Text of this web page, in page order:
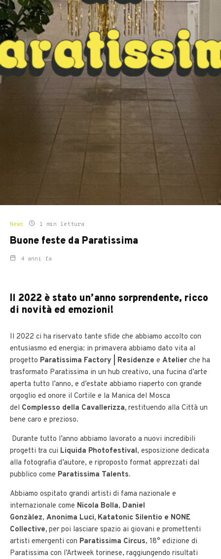
News 1 min lettura
Buone feste da Paratissima
4 anni fa
Il 2022 è stato un’anno sorprendente, ricco
di novità ed emozioni!
Il 2022 ci ha riservato tante sfide che abbiamo accolto con
entusiasmo ed energia: in primavera abbiamo dato vita al
progetto Paratissima Factory | Residenze e Atelier che ha
trasformato Paratissima in un hub creativo, una fucina d’arte
aperta tutto l’anno, e d’estate abbiamo riaperto con grande
orgoglio ed onore il Cortile e la Manica del Mosca
del Complesso della Cavallerizza, restituendo alla Città un
bene caro e prezioso.
Durante tutto l’anno abbiamo lavorato a nuovi incredibili
progetti tra cui Liquida Photofestival, esposizione dedicata
alla fotografia d’autore, e riproposto format apprezzati dal
pubblico come Paratissima Talents.
Abbiamo ospitato grandi artisti di fama nazionale e
internazionale come Nicola Bolla, Daniel
Gonzàlez, Anonima Luci, Katatonic Silentio e NONE
Collective, per poi lasciare spazio ai giovani e promettenti
artisti emergenti con Paratissima Circus, 18° edizione di
Paratissima con l’Artweek torinese, raggiungendo risultati